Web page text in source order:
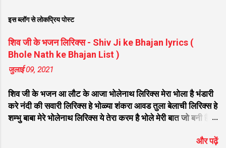
इस ब्लॉग से लोकप्रिय पोस्ट
शिव जी के भजन लिरिक्स - Shiv Ji ke Bhajan lyrics (
Bhole Nath ke Bhajan List )
जुलाई 09, 2021
शिव जी के भजन आ लौट के आजा भोलेनाथ लिरिक्स मेरा भोला है भंडारी
करे नंदी की सवारी लिरिक्स हे भोळ्या शंकरा आवड तुला बेलाची लिरिक्स हे
शम्भु बाबा मेरे भोलेनाथ लिरिक्स ये तेरा करम है भोले मेरी बात जो बनी है
गुलशन सा मेरे भोलेनाथ आये है लिरिक्स नगर में जोगी आया भेद कोईऔर पढ़ें